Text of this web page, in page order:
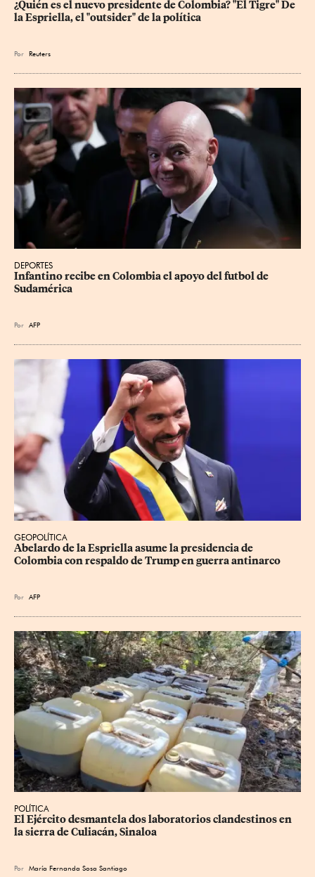
¿Quién es el nuevo presidente de Colombia? "El Tigre" De
la Espriella, el "outsider" de la política
Por Reuters
DEPORTES
Infantino recibe en Colombia el apoyo del futbol de
Sudamérica
Por AFP
GEOPOLÍTICA
Abelardo de la Espriella asume la presidencia de
Colombia con respaldo de Trump en guerra antinarco
Por AFP
POLÍTICA
El Ejército desmantela dos laboratorios clandestinos en
la sierra de Culiacán, Sinaloa
Por María Fernanda Sosa Santiago